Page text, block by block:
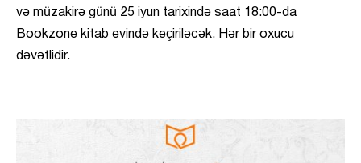
və müzakirə günü 25 iyun tarixində saat 18:00-da
Bookzone kitab evində keçiriləcək. Hər bir oxucu
dəvətlidir.